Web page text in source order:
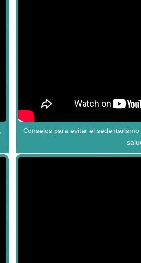
Consejos para evitar el